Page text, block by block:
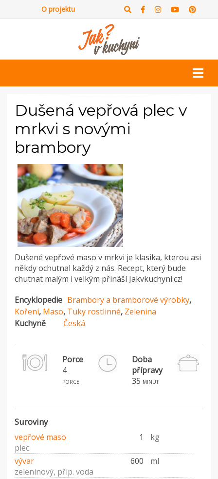
O projektu
Dušená vepřová plec v
mrkvi s novými
brambory
Dušené vepřové maso v mrkvi je klasika, kterou asi
někdy ochutnal každý z nás. Recept, který bude
chutnat malým i velkým přináší Jakvkuchyni.cz!
Encyklopedie Brambory a bramborové výrobky,
Koření, Maso, Tuky rostlinné, Zelenina
Kuchyně
Česká
Porce
4
porce
Doba
přípravy
35 minut
Suroviny
vepřové maso 1
kg
plec
vývar
600
ml
zeleninový, příp. voda